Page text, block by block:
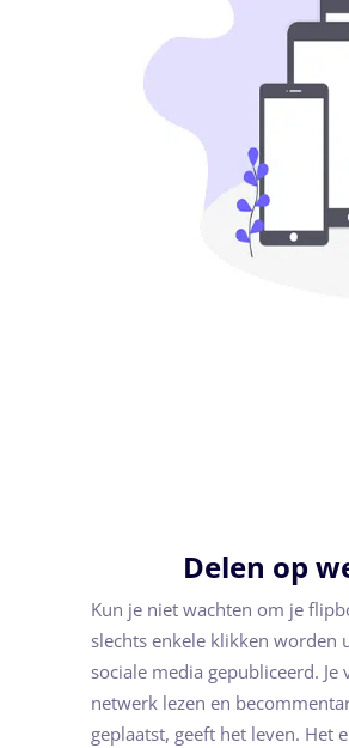
Delen op
Kun je niet wachten om je
slechts enkele klikken
sociale media gepubliceerd.
netwerk lezen en
geplaatst, geeft het leven. Het